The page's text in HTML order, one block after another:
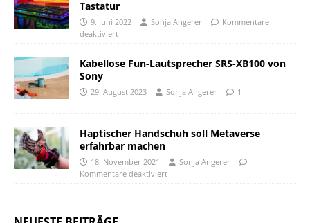
Tastatur
9. Juni 2022 Sonja Angerer
Kommentare
deaktiviert
Kabellose Fun-Lautsprecher SRS-XB100 von
Sony
29. August 2023 Sonja Angerer 1
Haptischer Handschuh soll Metaverse
erfahrbar machen
18. November 2021
Sonja Angerer
Kommentare deaktiviert